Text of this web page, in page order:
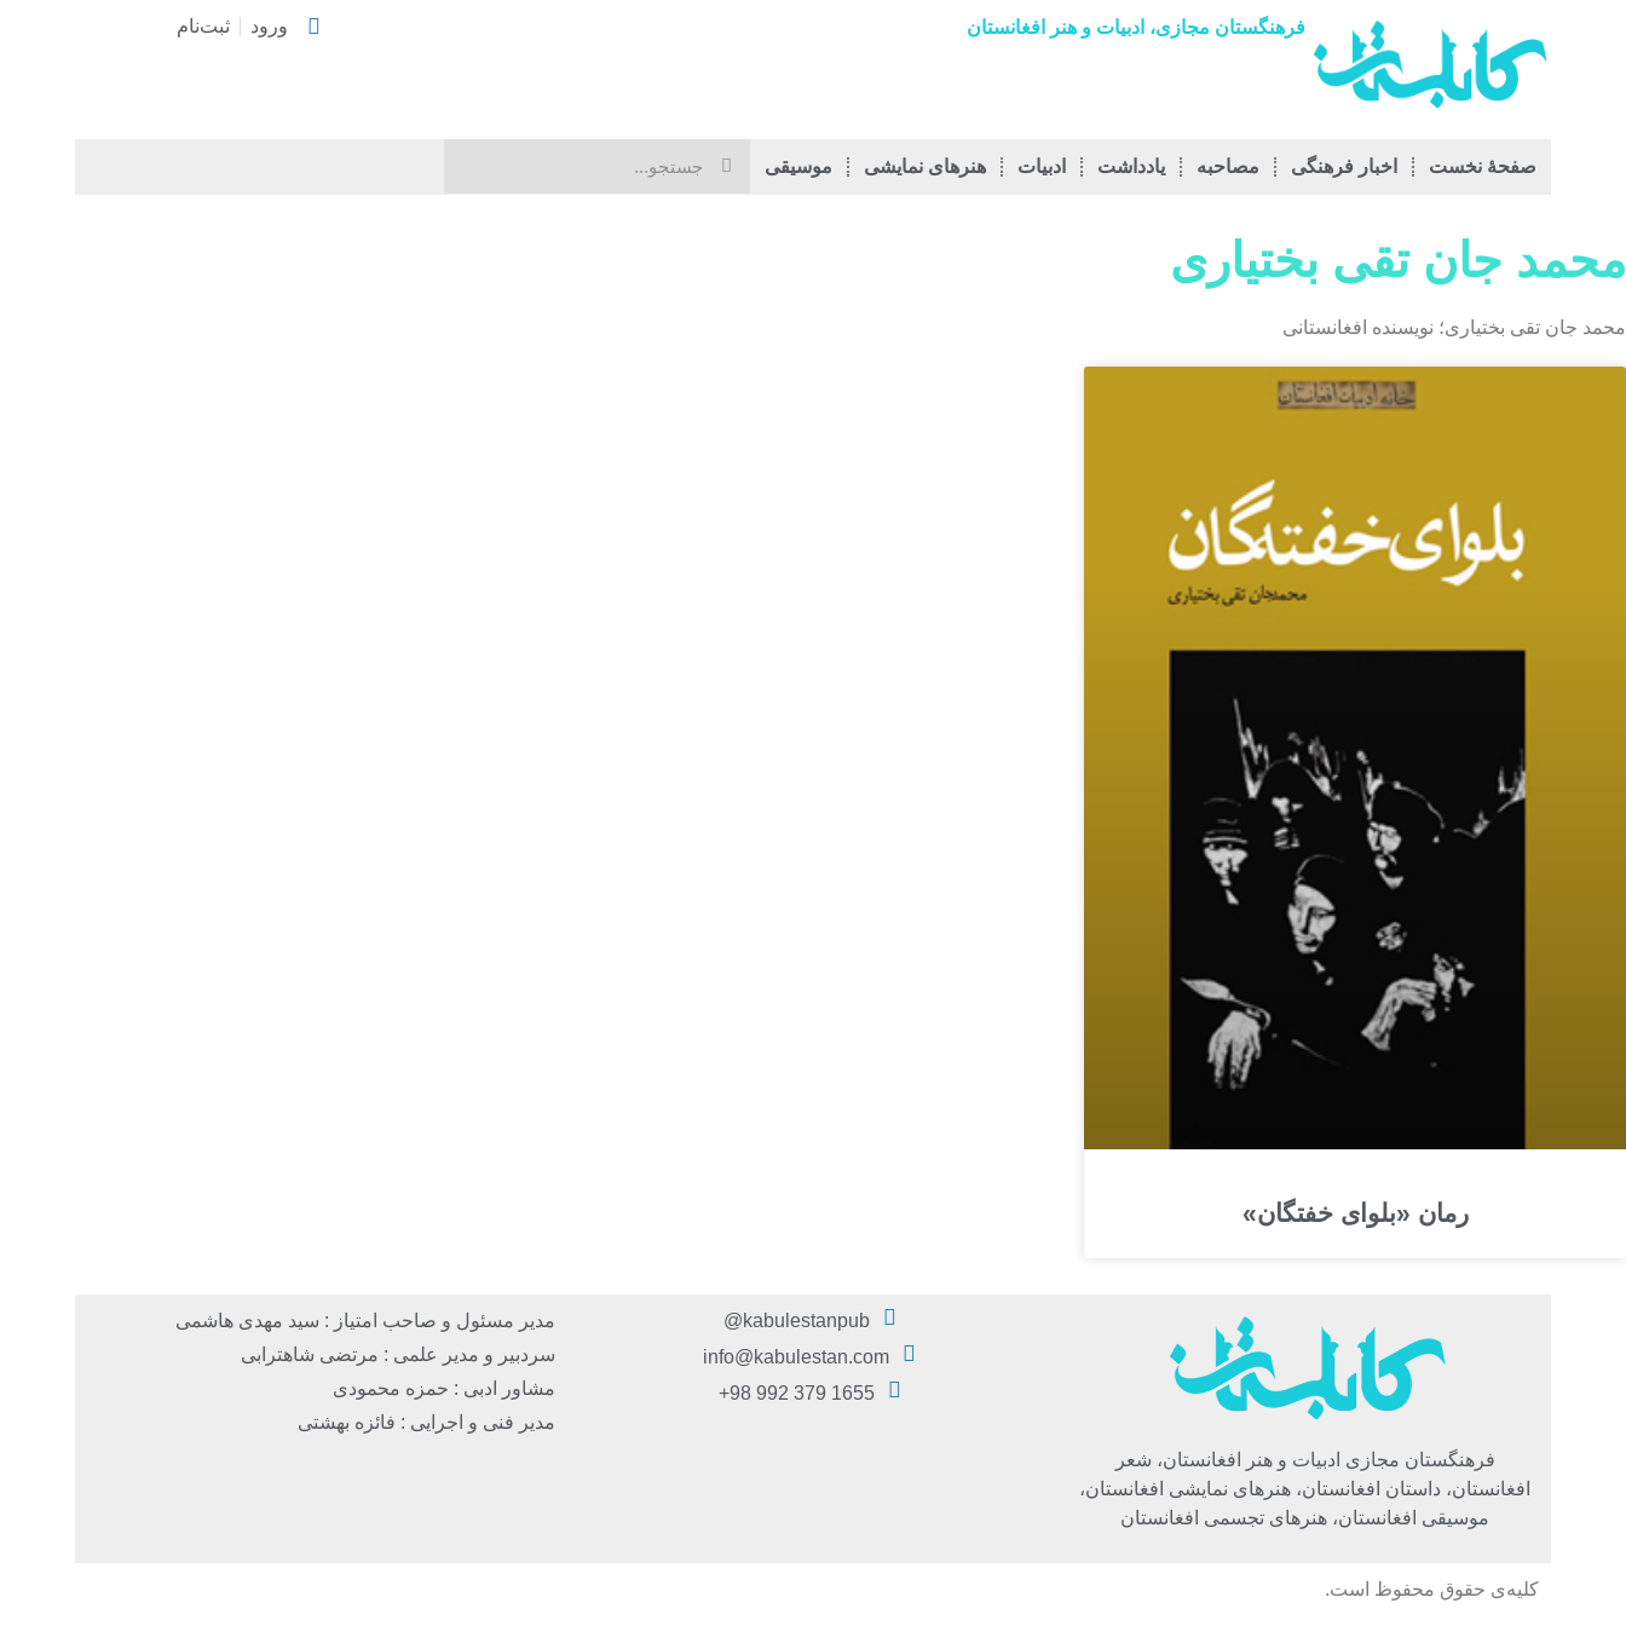
فرهنگستان مجازی، ادبیات و هنر افغانستان ورود ثبت‌نام
صفحۀ نخست اخبار فرهنگی مصاحبه يادداشت ادبیات هنرهای نمایشی موسیقی
محمد جان تقی بختیاری
محمد جان تقی بختیاری؛ نویسنده افغانستانی
رمان «بلوای خفتگان»
فرهنگستان مجازی ادبیات و هنر افغانستان، شعر
افغانستان، داستان افغانستان، هنرهای نمایشی افغانستان،
موسیقی افغانستان، هنرهای تجسمی افغانستان
kabulestanpub@
info@kabulestan.com
1655 379 992 98+
مدیر مسئول و صاحب امتیاز : سید مهدی هاشمی
سردبیر و مدیر علمی : مرتضی شاهترابی
مشاور ادبی : حمزه محمودی
مدیر فنی و اجرایی : فائزه بهشتی
کلیه‌ی حقوق محفوظ است.